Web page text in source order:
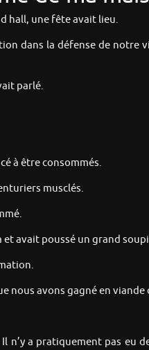
hall, une fête avait lieu.
dans la défense de
parlé.
à être consommés.
musclés.
avait poussé un grand
nous avons gagné en
n’y a pratiquement pas